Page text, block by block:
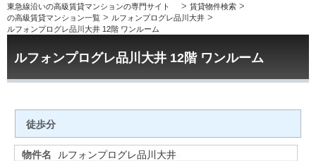
東急線沿いの高級賃貸マンションの専門サイト > 賃貸物件検索 >
の高級賃貸マンション一覧 > ルフォンプログレ品川大井 >
ルフォンプログレ品川大井 12階 ワンルーム
ルフォンプログレ品川大井 12階 ワンルーム
徒歩分
物件名
ルフォンプログレ品川大井